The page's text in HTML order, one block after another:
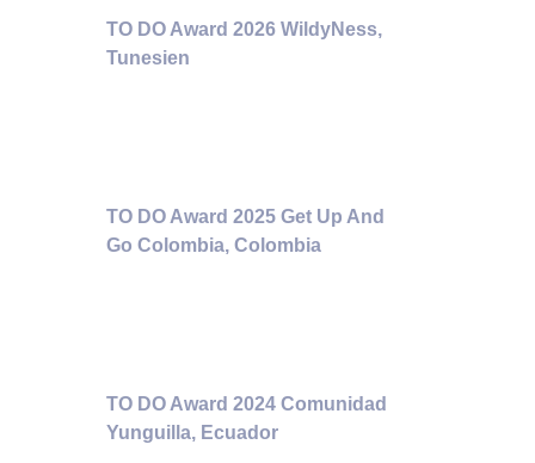
TO DO Award 2026 WildyNess,
Tunesien
TO DO Award 2025 Get Up And
Go Colombia, Colombia
TO DO Award 2024 Comunidad
Yunguilla, Ecuador